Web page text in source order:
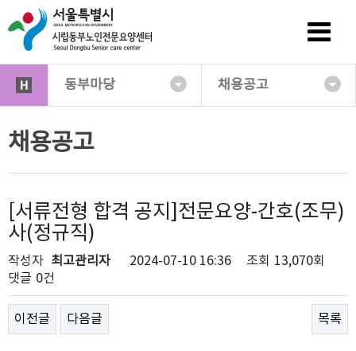
동부마당 채용공고
채용공고
[서류전형 합격 공지]전문요양-간호(조무)
사(정규직)
작성자 최고관리자 2024-07-10 16:36 조회 13,070회
댓글 0건
이전글 다음글 목록